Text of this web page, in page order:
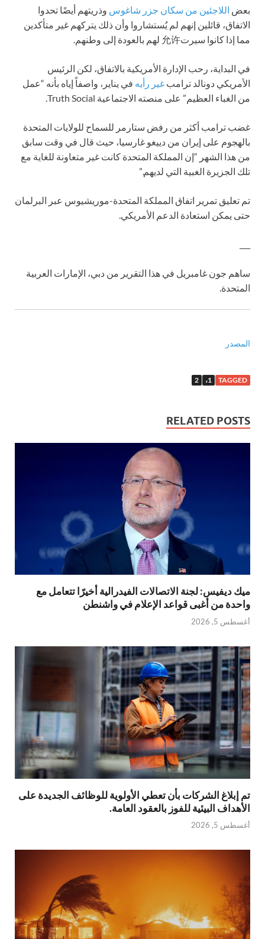
بعض اللاجئين من سكان جزر شاغوس وذريتهم أيضًا تحدوا
الاتفاق، قائلين إنهم لم يُستشاروا وأن ذلك يتركهم غير متأكدين
مما إذا كانوا سيرت允许 لهم بالعودة إلى وطنهم.
في البداية، رحب الإدارة الأمريكية بالاتفاق، لكن الرئيس
الأمريكي دونالد ترامب غير رأيه في يناير، واصفاً إياه بأنه “عمل
من الغباء العظيم” على منصته الاجتماعية Truth Social.
غضب ترامب أكثر من رفض ستارمر للسماح للولايات المتحدة
بالهجوم على إيران من دييغو غارسيا، حيث قال في وقت سابق
من هذا الشهر “إن المملكة المتحدة كانت غير متعاونة للغاية مع
تلك الجزيرة الغبية التي لديهم.”
تم تعليق تمرير اتفاق المملكة المتحدة-موريشيوس عبر البرلمان
حتى يمكن استعادة الدعم الأمريكي.
ساهم جون غامبريل في هذا التقرير من دبي، الإمارات العربية
المتحدة.
المصدر
TAGGED 1، 2
RELATED POSTS
ميك ديفيس: لجنة الاتصالات الفيدرالية أخيرًا تتعامل مع
واحدة من أغبى قواعد الإعلام في واشنطن
أغسطس 5, 2026
تم إبلاغ الشركات بأن تعطي الأولوية للوظائف الجديدة على
الأهداف البيئية للفوز بالعقود العامة.
أغسطس 5, 2026